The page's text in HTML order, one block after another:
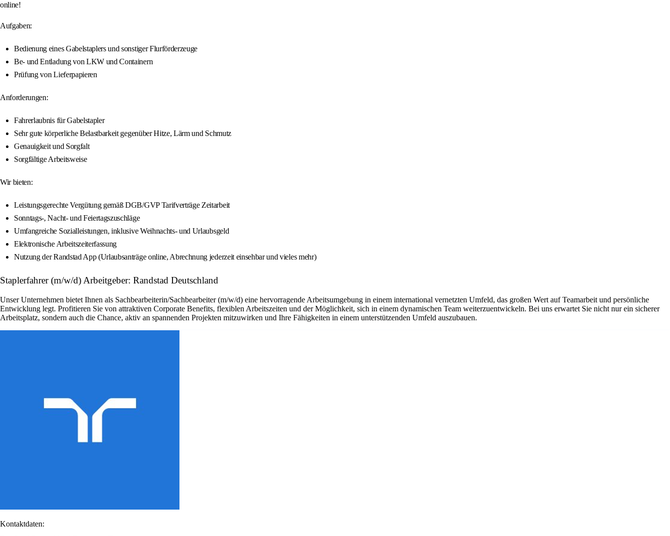
online!
Aufgaben:
Bedienung eines Gabelstaplers und sonstiger Flurförderzeuge
Be- und Entladung von LKW und Containern
Prüfung von Lieferpapieren
Anforderungen:
Fahrerlaubnis für Gabelstapler
Sehr gute körperliche Belastbarkeit gegenüber Hitze, Lärm und Schmutz
Genauigkeit und Sorgfalt
Sorgfältige Arbeitsweise
Wir bieten:
Leistungsgerechte Vergütung gemäß DGB/GVP Tarifverträge Zeitarbeit
Sonntags-, Nacht- und Feiertagszuschläge
Umfangreiche Sozialleistungen, inklusive Weihnachts- und Urlaubsgeld
Elektronische Arbeitszeiterfassung
Nutzung der Randstad App (Urlaubsanträge online, Abrechnung jederzeit einsehbar und vieles mehr)
Staplerfahrer (m/w/d) Arbeitgeber: Randstad Deutschland
Unser Unternehmen bietet Ihnen als Sachbearbeiterin/Sachbearbeiter (m/w/d) eine hervorragende Arbeitsumgebung in einem international vernetzten Umfeld, das großen Wert auf Teamarbeit und persönliche
Entwicklung legt. Profitieren Sie von attraktiven Corporate Benefits, flexiblen Arbeitszeiten und der Möglichkeit, sich in einem dynamischen Team weiterzuentwickeln. Bei uns erwartet Sie nicht nur ein sicherer
Arbeitsplatz, sondern auch die Chance, aktiv an spannenden Projekten mitzuwirken und Ihre Fähigkeiten in einem unterstützenden Umfeld auszubauen.
Kontaktdaten: